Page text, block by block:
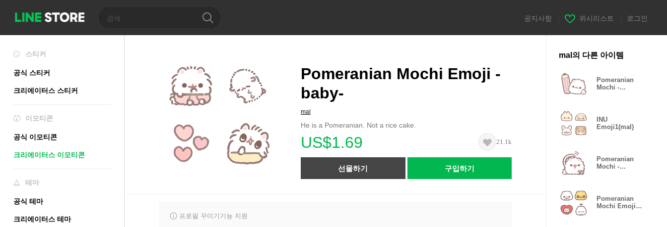
공지사항 위시리스트 로그인
스티커
공식 스티커
크리에이터스 스티커
이모티콘
공식 이모티콘
크리에이터스 이모티콘
테마
공식 테마
크리에이터스 테마
Pomeranian Mochi Emoji -
baby-
mal
He is a Pomeranian. Not a rice cake.
US$1.69 21.1k
선물하기 구입하기
프로필 꾸미기기능 지원
mal의 다른 아이템
Pomeranian
Mochi -
INU
Emoji1(mal)
Pomeranian
Mochi -
Pomeranian
Mochi Emoji -